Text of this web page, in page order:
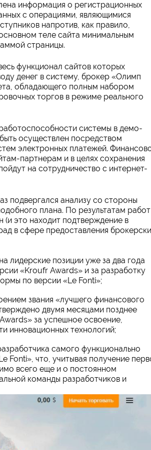
информация о регистрационных
с операциями, являющимися
напротив, как правило,
теле сайта минимальным
страницы.
функционал сайтов которых
денег в систему, брокер «Олимп
обладающего полным набором
торгов в режиме реального
системы в демо-
осуществлен посредством
электронных платежей.
партнерам и в целях сохранения
на сотрудничество с интернет-
подвергался анализу со стороны
плана. По результатам
(и это находит подтверждение в
в сфере предоставления
лидерские позиции уже за два года
«Kroufr Awards» и за разработку
по версии «Le Fonti»;
звания «лучшего финансового
двумя месяцами позднее
за успешное освоение,
инновационных технологий;
самого функционально
Fonti», что, учитывая получение
всего еще и о постоянном
команды разработчиков и